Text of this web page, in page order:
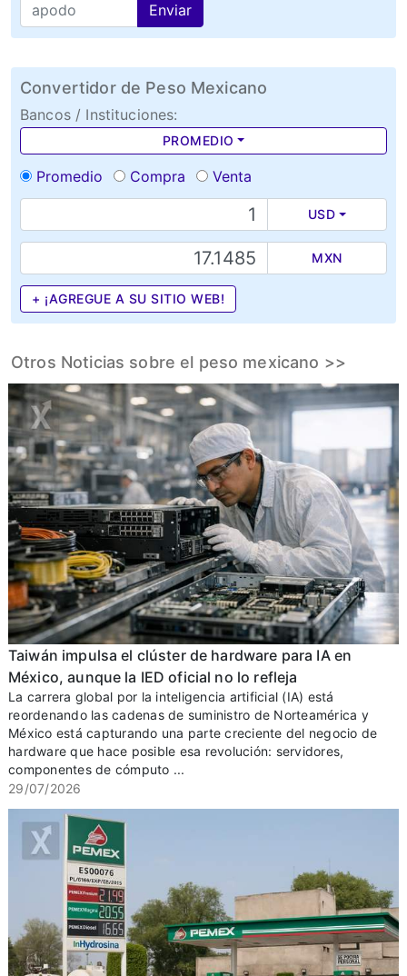
Enviar
Convertidor de Peso Mexicano
Bancos / Instituciones:
PROMEDIO
Promedio Compra Venta
USD
MXN
+ ¡AGREGUE A SU SITIO WEB!
Otros Noticias sobre el peso mexicano >>
Taiwán impulsa el clúster de hardware para IA en
México, aunque la IED oficial no lo refleja
La carrera global por la inteligencia artificial (IA) está
reordenando las cadenas de suministro de Norteamérica y
México está capturando una parte creciente del negocio de
hardware que hace posible esa revolución: servidores,
componentes de cómputo ...
29/07/2026